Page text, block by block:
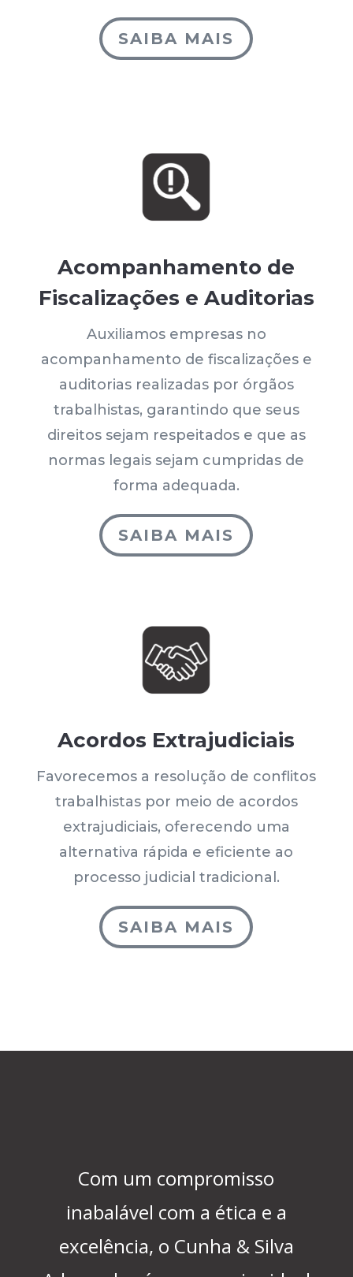
SAIBA MAIS
Acompanhamento de
Fiscalizações e Auditorias
Auxiliamos empresas no
acompanhamento de fiscalizações e
auditorias realizadas por órgãos
trabalhistas, garantindo que seus
direitos sejam respeitados e que as
normas legais sejam cumpridas de
forma adequada.
SAIBA MAIS
Acordos Extrajudiciais
Favorecemos a resolução de conflitos
trabalhistas por meio de acordos
extrajudiciais, oferecendo uma
alternativa rápida e eficiente ao
processo judicial tradicional.
SAIBA MAIS
Com um compromisso
inabalável com a ética e a
excelência, o Cunha & Silva